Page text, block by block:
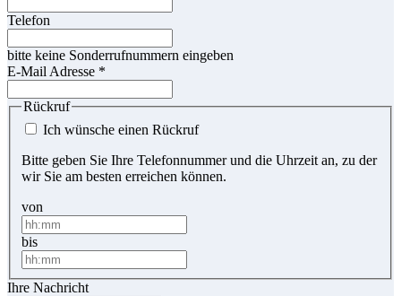
Telefon
bitte keine Sonderrufnummern eingeben
E-Mail Adresse *
Rückruf
Ich wünsche einen Rückruf
Bitte geben Sie Ihre Telefonnummer und die Uhrzeit an, zu der
wir Sie am besten erreichen können.
von
bis
Ihre Nachricht